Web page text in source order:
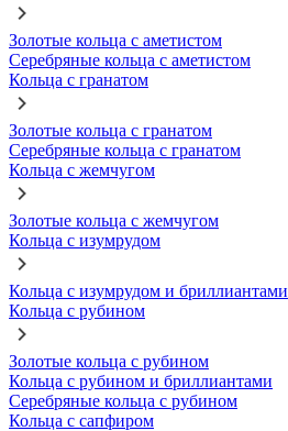
Золотые кольца с аметистом
Серебряные кольца с аметистом
Кольца с гранатом
Золотые кольца с гранатом
Серебряные кольца с гранатом
Кольца с жемчугом
Золотые кольца с жемчугом
Кольца с изумрудом
Кольца с изумрудом и бриллиантами
Кольца с рубином
Золотые кольца с рубином
Кольца с рубином и бриллиантами
Серебряные кольца с рубином
Кольца с сапфиром